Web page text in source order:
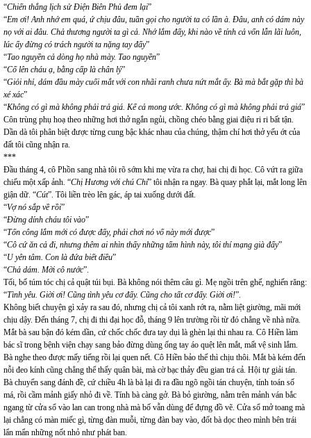
“Chiến thắng lịch sử Điện Biên Phủ đem lại”
“Em ơi! Anh nhớ em quá, ứ chịu đâu, tuần gọi cho người ta có lần à. Đâu, anh có dám này
nọ với ai đâu. Chả thương người ta gì cả. Nhớ lắm đấy, khi nào về tính cả vốn lẫn lãi luôn,
lúc ấy đừng có trách người ta nặng tay đấy”
“Tao nguyền cả dòng họ nhà mày. Tao nguyền”
“Cố lên cháu ạ, bằng cấp là chân lý”
“Giỏi nhỉ, dám đầu mày cuối mắt với con nhãi ranh chưa nứt mắt ấy. Bà mà bắt gặp thì bà
xé xác”
“Không có gì mà không phải trả giá. Kể cả mong ước. Không có gì mà không phải trả giá”
Côn trùng phụ hoạ theo những hơi thở ngắn ngủi, chồng chéo bằng giai điệu ri ri bất tận.
Dần dà tôi phân biệt được từng cung bậc khác nhau của chúng, thậm chí hơi thở yếu ớt của
đất tôi cũng nhận ra.
***
Đầu tháng 4, cô Phồn sang nhà tôi rõ sớm khi mẹ vừa ra chợ, hai chị đi học. Cô vứt ra giữa
chiếu một xấp ảnh. “Chị Hương với chú Chí” tôi nhận ra ngay. Bà quay phắt lại, mắt long lên
giận dữ. “Cút”. Tôi liền trèo lên gác, áp tai xuống dưới đất.
“Vợ nó sắp về rồi”
“Đừng dính cháu tôi vào”
“Tốn công lắm mới có được đấy, phải chơi nó vố này mới được”
“Cô cứ ăn cả đi, nhưng thêm ai nhìn thấy những tấm hình này, tôi thí mạng già đấy”
“U yên tâm. Con là đứa biết điều”
“Chả dám. Mời cô nước”.
Tối, bố túm tóc chị cả quật túi bụi. Bà không nói thêm câu gì. Mẹ ngồi trên ghế, nghiến răng:
“Tình yêu. Giời ơi! Cũng tình yêu cơ đấy. Cũng cho tất cơ đấy. Giời ơi!”.
Không biết chuyện gì xảy ra sau đó, nhưng chị cả tôi xanh rớt ra, nằm liệt giường, mãi mới
chịu dậy. Đến tháng 7, chị đi thi đại học đỗ, tháng 9 lên trường rồi từ đó chẳng về nhà nữa.
Mắt bà sau bận đó kém dần, cứ chốc chốc đưa tay dụi là ghèn lại thi nhau ra. Cô Hiền làm
bác sĩ trong bệnh viện chạy sang bảo đừng dùng ống tay áo quệt lên mắt, mất vệ sinh lắm.
Bà nghe theo được mấy tiếng rồi lại quen nết. Cô Hiền bảo thế thì chịu thôi. Mắt bà kém đến
nỗi đeo kính cũng chẳng thể thấy quân bài, mà cờ bạc thảy đều gian trá cả. Hội tự giải tán.
Bà chuyển sang đánh đề, cứ chiều 4h là bà lại đi ra đầu ngõ ngồi tán chuyện, tính toán số
má, rồi cầm mảnh giấy nhỏ đi về. Tính bà càng gở. Bà bỏ giường, nằm trên mảnh ván bắc
ngang từ cửa sổ vào lan can trong nhà mà bố vẫn dùng để đựng đồ vẽ. Cửa sổ mở toang mà
lại chẳng có màn miếc gì, từng đàn muỗi, từng đàn bay vào, đốt bà dọc theo mình bên trái
lẩn mẩn những nốt nhỏ như phát ban.